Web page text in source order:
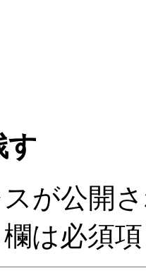
す
が公開
は必須